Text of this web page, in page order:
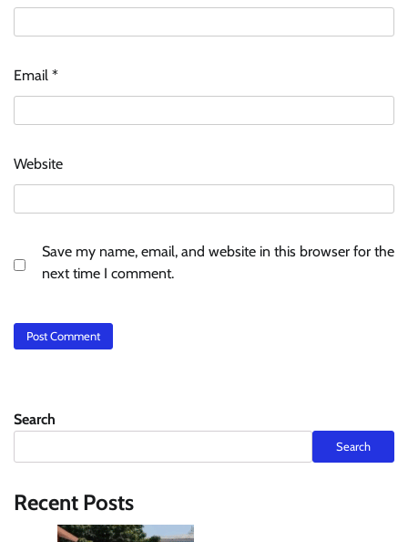
Email *
Website
Save my name, email, and website in this browser for the
next time I comment.
Search
Search
Recent Posts